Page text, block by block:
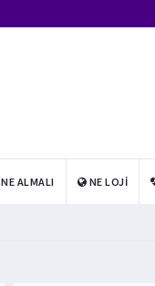
NE ALMALI NE LOJI